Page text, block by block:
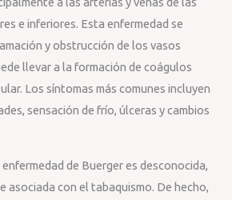
e inferiores. Esta enfermedad se
y obstrucción de los vasos
llevar a la formación de coágulos
Los síntomas más comunes incluyen
sensación de frío, úlceras y cambios
de Buerger es desconocida,
asociada con el tabaquismo. De hecho,